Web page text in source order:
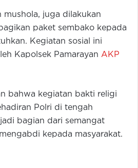
mushola, juga dilakukan
paket sembako kepada
Kegiatan sosial ini
Kapolsek Pamarayan AKP
bahwa kegiatan bakti religi
Polri di tengah
bagian dari semangat
kepada masyarakat.